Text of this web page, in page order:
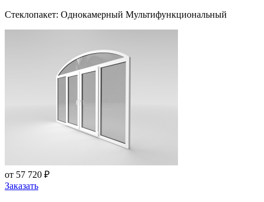
Стеклопакет: Однокамерный Мультифункциональный
от 57 720 ₽
Заказать